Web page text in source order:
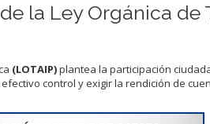
la Ley Orgánica
(LOTAIP)plantea la participación
control y exigir la rendición de